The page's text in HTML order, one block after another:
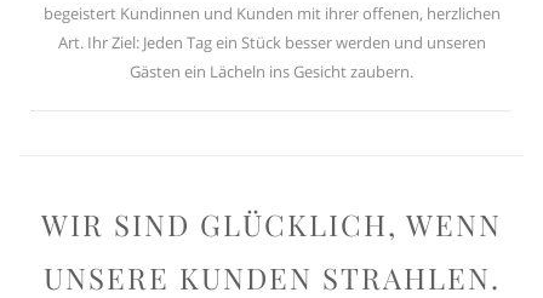
begeistert Kundinnen und Kunden mit ihrer offenen, herzlichen
Art. Ihr Ziel: Jeden Tag ein Stück besser werden und unseren
Gästen ein Lächeln ins Gesicht zaubern.
WIR SIND GLÜCKLICH, WENN
UNSERE KUNDEN STRAHLEN.